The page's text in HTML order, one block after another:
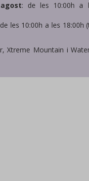
: de les 10:00h a
les 10:00h a les 18:00h
Xtreme Mountain i